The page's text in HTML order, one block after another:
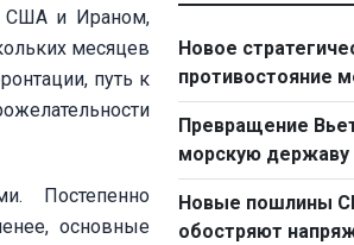
США и Ираном,
месяцев
путь к
Постепенно
основные
Новое
противостояние
Европой в сфере
Превращение
морскую державу
Новые пошлины
обостряют